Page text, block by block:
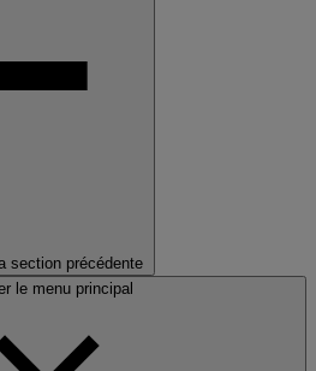
section précédente
le menu principal